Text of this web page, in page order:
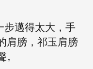
步邁得太大，手
肩膀，祁玉肩膀